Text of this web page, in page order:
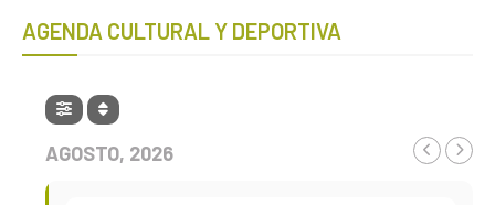
AGENDA CULTURAL Y DEPORTIVA
AGOSTO, 2026